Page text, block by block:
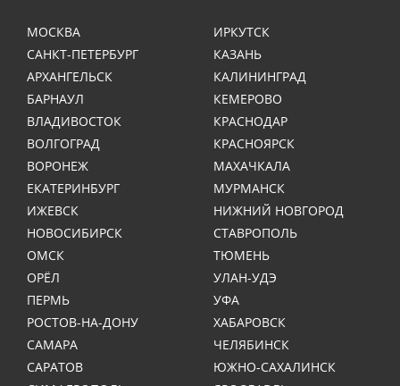
МОСКВА
САНКТ-ПЕТЕРБУРГ
АРХАНГЕЛЬСК
БАРНАУЛ
ВЛАДИВОСТОК
ВОЛГОГРАД
ВОРОНЕЖ
ЕКАТЕРИНБУРГ
ИЖЕВСК
ИРКУТСК
КАЗАНЬ
КАЛИНИНГРАД
КЕМЕРОВО
КРАСНОДАР
КРАСНОЯРСК
МАХАЧКАЛА
МУРМАНСК
НИЖНИЙ НОВГОРОД
НОВОСИБИРСК
ОМСК
ОРЁЛ
ПЕРМЬ
РОСТОВ-НА-ДОНУ
САМАРА
САРАТОВ
СТАВРОПОЛЬ
ТЮМЕНЬ
УЛАН-УДЭ
УФА
ХАБАРОВСК
ЧЕЛЯБИНСК
ЮЖНО-САХАЛИНСК